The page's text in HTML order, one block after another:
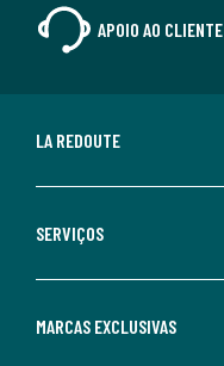
APOIO AO CLIENTE
LA REDOUTE
SERVIÇOS
MARCAS EXCLUSIVAS